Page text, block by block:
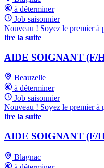
à déterminer
Job saisonnier
Nouveau ! Soyez le premier à
lire la suite
AIDE SOIGNANT (F/
Beauzelle
à déterminer
Job saisonnier
Nouveau ! Soyez le premier à
lire la suite
AIDE SOIGNANT (F/
Blagnac